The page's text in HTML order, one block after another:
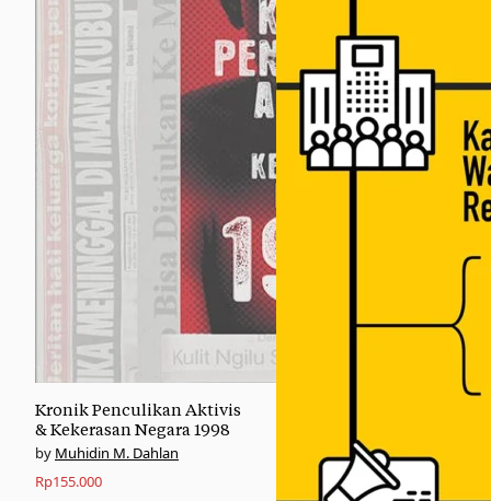
Kronik Penculikan Aktivis
& Kekerasan Negara 1998
Muhidin M. Dahlan
Rp155.000